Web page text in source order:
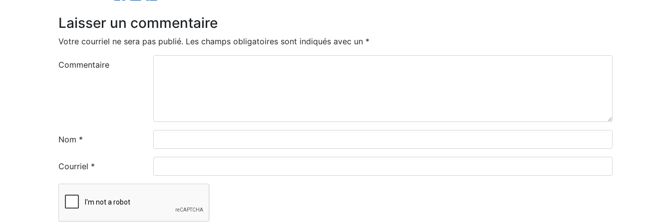
Laisser un commentaire
Votre courriel ne sera pas publié. Les champs obligatoires sont indiqués avec un *
Commentaire
Nom *
Courriel *